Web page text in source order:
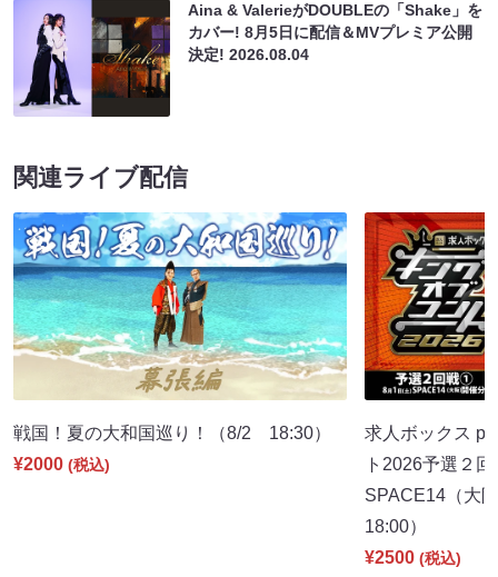
Aina & ValerieがDOUBLEの「Shake」を
カバー! 8月5日に配信＆MVプレミア公開
決定!2026.08.04
関連ライブ配信
戦国！夏の大和国巡り！（8/2 18:30）
¥2000 (税込)
求人ボックス
ト2026予選２
SPACE14（大
18:00）
¥2500 (税込)